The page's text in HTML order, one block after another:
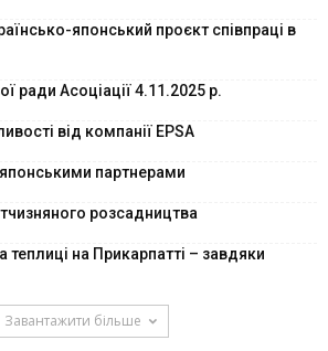
японський проєкт співпраці в
ради Асоціації 4.11.2025 р.
від компанії EPSA
японськими партнерами
розсадництва
теплиці на Прикарпатті – завдяки
Завантажити більше